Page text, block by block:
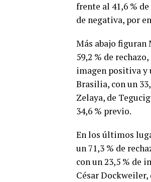
frente al 41,6 %
de negativa, por
Más abajo figuran
59,2 % de
imagen positiva y
Brasilia, con un
Zelaya, de
34,6 % previo.
En los últimos
un 71,3 % de
con un 23,5 % de
César Dockweiler,